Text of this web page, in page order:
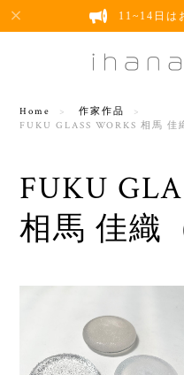
11~14日は
Home
作家作品
FUKU GLASS WORKS 相馬 佳
FUKU
相馬 佳織